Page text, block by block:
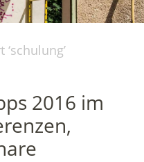
‘schulung’
2016 im